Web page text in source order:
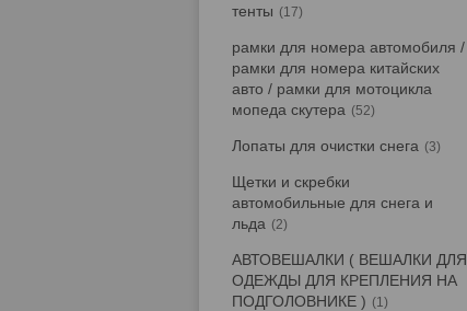
тенты
17
рамки для номера автомобиля /
рамки для номера китайских
авто / рамки для мотоцикла
мопеда скутера
52
Лопаты для очистки снега 3
Щетки и скребки
автомобильные для снега и
льда
2
АВТОВЕШАЛКИ ( ВЕШАЛКИ ДЛЯ
ОДЕЖДЫ ДЛЯ КРЕПЛЕНИЯ НА
ПОДГОЛОВНИКЕ )
1